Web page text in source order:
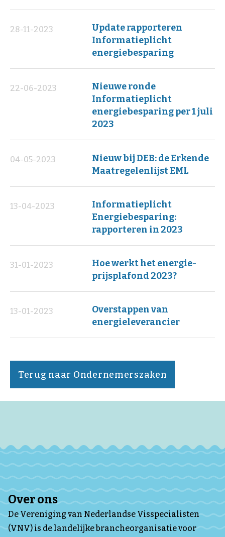
Update rapporteren
Informatieplicht
energiebesparing
28-11-2023
Nieuwe ronde
Informatieplicht
energiebesparing per 1 juli
2023
22-06-2023
Nieuw bij DEB: de Erkende
Maatregelenlijst EML
04-05-2023
Informatieplicht
Energiebesparing:
rapporteren in 2023
13-04-2023
Hoe werkt het energie-
prijsplafond 2023?
31-01-2023
Overstappen van
energieleverancier
13-01-2023
Terug naar Ondernemerszaken
Over ons
De Vereniging van Nederlandse Visspecialisten
(VNV) is de landelijke brancheorganisatie voor